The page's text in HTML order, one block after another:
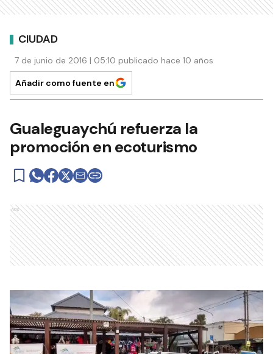
CIUDAD
7 de junio de 2016 | 05:10 publicado hace 10 años
Añadir como fuente en
Gualeguaychú refuerza la
promoción en ecoturismo
Ads